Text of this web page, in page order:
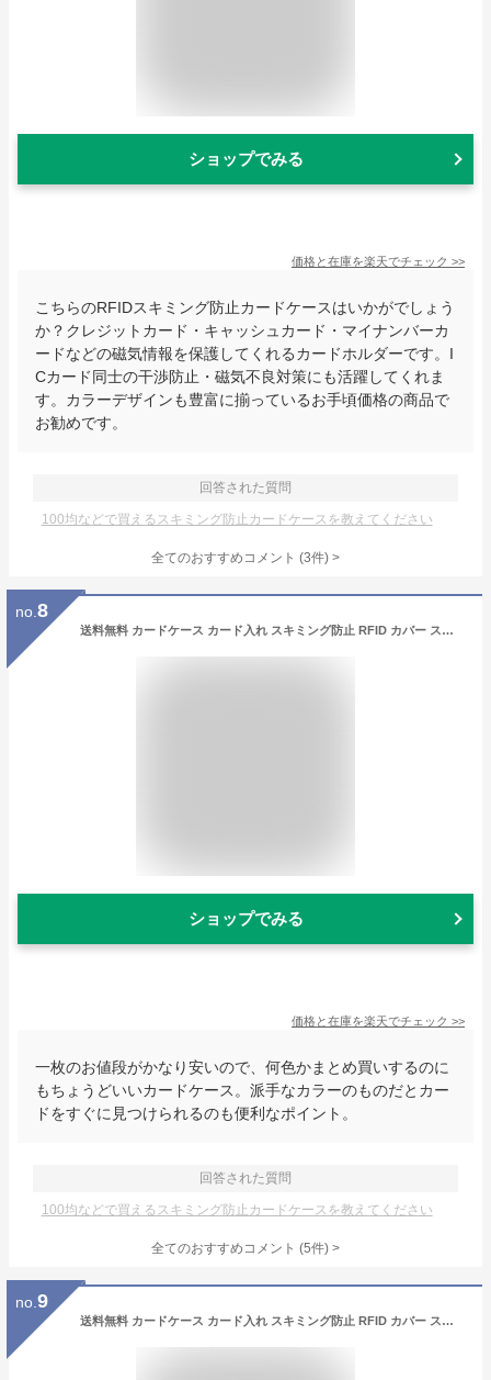
ショップでみる
価格と在庫を楽天でチェック >>
こちらのRFIDスキミング防止カードケースはいかがでしょう
か？クレジットカード・キャッシュカード・マイナンバーカ
ードなどの磁気情報を保護してくれるカードホルダーです。I
Cカード同士の干渉防止・磁気不良対策にも活躍してくれま
す。カラーデザインも豊富に揃っているお手頃価格の商品で
お勧めです。
回答された質問
100均などで買えるスキミング防止カードケースを教えてください
全てのおすすめコメント (3件) >
no. 8
送料無料 カードケース カード入れ スキミング防止 RFID カバー スリーブ セキュリティ クレジットカード キャッシュカード クレカ 情報保護
ショップでみる
価格と在庫を楽天でチェック >>
一枚のお値段がかなり安いので、何色かまとめ買いするのに
もちょうどいいカードケース。派手なカラーのものだとカー
ドをすぐに見つけられるのも便利なポイント。
回答された質問
100均などで買えるスキミング防止カードケースを教えてください
全てのおすすめコメント (5件) >
no. 9
送料無料 カードケース カード入れ スキミング防止 RFID カバー スリーブ 無地 単色 シンプル セキュリティ クレジットカード キャッシュカード クレカ 情報保護